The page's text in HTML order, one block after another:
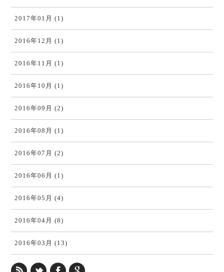
2017年01月 (1)
2016年12月 (1)
2016年11月 (1)
2016年10月 (1)
2016年09月 (2)
2016年08月 (1)
2016年07月 (2)
2016年06月 (1)
2016年05月 (4)
2016年04月 (8)
2016年03月 (13)